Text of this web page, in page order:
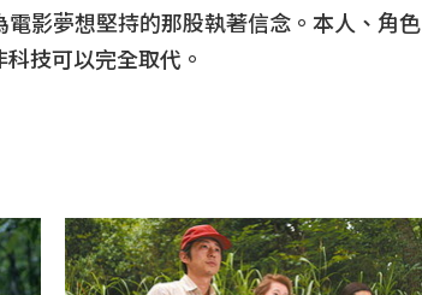
影夢想堅持的那股執著信念。本人、角色
技可以完全取代。